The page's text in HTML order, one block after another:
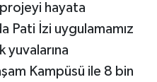
hayata
Pati İzi uygulamamız
yuvalarına
Kampüsü ile 8 bin